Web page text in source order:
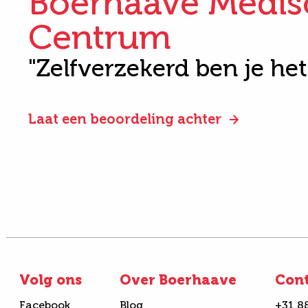
Centrum
"Zelfverzekerd ben je
Laat een beoordeling achter
Volg ons
Facebook
Over Boerhaave
Blog +31